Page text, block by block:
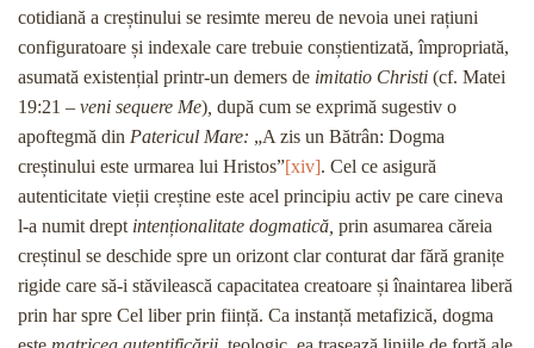
cotidiană a creștinului se resimte mereu de nevoia unei rațiuni
configuratoare și indexale care trebuie conștientizată, împropriată,
asumată existențial printr-un demers de imitatio Christi (cf. Matei
19:21 – veni sequere Me) după cum se exprimă sugestiv o
apoftegmă din Patericul Mare: „A zis un Bătrân: Dogma
creștinului este urmarea lui Hristos”[xiv]. Cel ce asigură
autenticitate vieții creștine este acel principiu activ pe care cineva
l-a numit drept intenționalitate dogmatică, prin asumarea căreia
creștinul se deschide spre un orizont clar conturat dar fără granițe
rigide care să-i stăvilească capacitatea creatoare și înaintarea liberă
prin har spre Cel liber prin ființă. Ca instanță metafizică, dogma